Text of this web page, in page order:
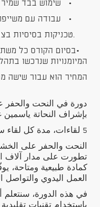
• שימוש בבד שמיר
• עבודה עם
.טכניקות בסיסיות
•בסיום הקורס כל
המיומנויות שנרכשו
המחיר הוא עבור שישה
دورة في النحت
بإشراف النحاتة ياسمين
5 لقاءات، مدة كل لقاء ساعتان ونصف.
النحت والحفر على
تطورت على مدار آلاف
كمادة طبيعية ومتاحة،
العمل اليدوي والتواصل
في هذه الدورة،
باستخدام تقنيات